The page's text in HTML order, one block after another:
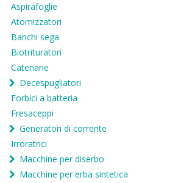
Aspirafoglie
Atomizzatori
Banchi sega
Biotrituratori
Catenarie
Decespugliatori
Forbici a batteria
Fresaceppi
Generatori di corrente
Irroratrici
Macchine per diserbo
Macchine per erba sintetica